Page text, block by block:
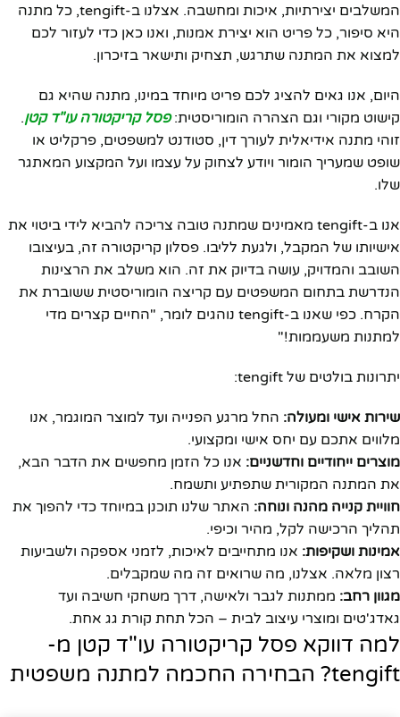
המשלבים יצירתיות, איכות ומחשבה. אצלנו ב-tengift, כל מתנה
היא סיפור, כל פריט הוא יצירת אמנות, ואנו כאן כדי לעזור לכם
למצוא את המתנה שתרגש, תצחיק ותישאר בזיכרון.
היום, אנו גאים להציג לכם פריט מיוחד במינו, מתנה שהיא גם
קישוט מקורי וגם הצהרה הומוריסטית:פסל קריקטורה עו"ד קטן.
זוהי מתנה אידיאלית לעורך דין, סטודנט למשפטים, פרקליט או
שופט שמעריך הומור ויודע לצחוק על עצמו ועל המקצוע המאתגר
שלו.
אנו ב-tengift מאמינים שמתנה טובה צריכה להביא לידי ביטוי את
אישיותו של המקבל, ולגעת לליבו. פסלון קריקטורה זה, בעיצובו
השובב והמדויק, עושה בדיוק את זה. הוא משלב את הרצינות
הנדרשת בתחום המשפטים עם קריצה הומוריסטית ששוברת את
הקרח. כפי שאנו ב-tengift נוהגים לומר, "החיים קצרים מדי
למתנות משעממות!"
יתרונות בולטים של tengift:
שירות אישי ומעולה: החל מרגע הפנייה ועד למוצר המוגמר, אנו
מלווים אתכם עם יחס אישי ומקצועי.
מוצרים ייחודיים וחדשניים: אנו כל הזמן מחפשים את הדבר הבא,
את המתנה המקורית שתפתיע ותשמח.
חוויית קנייה מהנה ונוחה: האתר שלנו תוכנן במיוחד כדי להפוך את
תהליך הרכישה לקל, מהיר וכיפי.
אמינות ושקיפות: אנו מתחייבים לאיכות, לזמני אספקה ולשביעות
רצון מלאה. אצלנו, מה שרואים זה מה שמקבלים.
מגוון רחב: ממתנות לגבר ולאישה, דרך משחקי חשיבה ועד
גאדג'טים ומוצרי עיצוב לבית – הכל תחת קורת גג אחת.
למה דווקא פסל קריקטורה עו"ד קטן מ-
tengift? הבחירה החכמה למתנה משפטית